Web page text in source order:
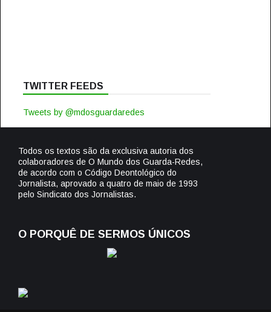
TWITTER FEEDS
Tweets by @mdosguardaredes
Todos os textos são da exclusiva autoria dos
colaboradores de O Mundo dos Guarda-Redes,
de acordo com o Código Deontológico do
Jornalista, aprovado a quatro de maio de 1993
pelo Sindicato dos Jornalistas.
O PORQUÊ DE SERMOS ÚNICOS